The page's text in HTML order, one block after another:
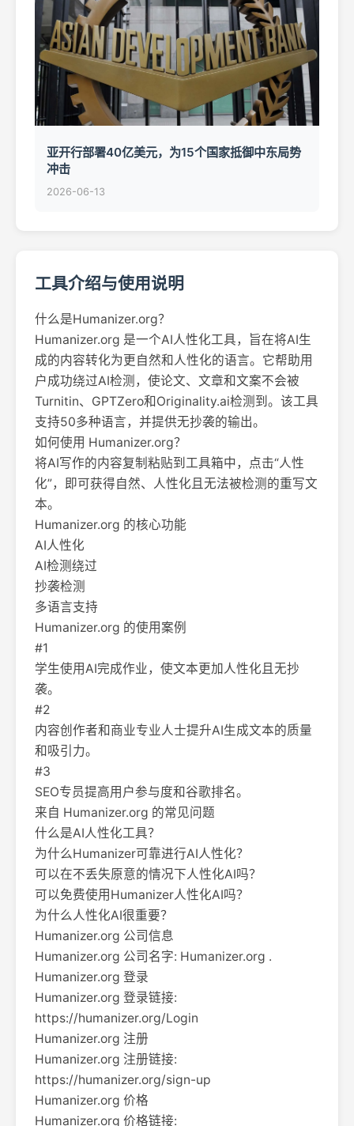
亚开行部署40亿美元，为15个国家抵御中东局势
冲击
2026-06-13
工具介绍与使用说明
什么是Humanizer.org？
Humanizer.org 是一个AI人性化工具，旨在将AI生
成的内容转化为更自然和人性化的语言。它帮助用
户成功绕过AI检测，使论文、文章和文案不会被
Turnitin、GPTZero和Originality.ai检测到。该工具
支持50多种语言，并提供无抄袭的输出。
如何使用 Humanizer.org？
将AI写作的内容复制粘贴到工具箱中，点击“人性
化”，即可获得自然、人性化且无法被检测的重写文
本。
Humanizer.org 的核心功能
AI人性化
AI检测绕过
抄袭检测
多语言支持
Humanizer.org 的使用案例
#1
学生使用AI完成作业，使文本更加人性化且无抄
袭。
#2
内容创作者和商业专业人士提升AI生成文本的质量
和吸引力。
#3
SEO专员提高用户参与度和谷歌排名。
来自 Humanizer.org 的常见问题
什么是AI人性化工具？
为什么Humanizer可靠进行AI人性化？
可以在不丢失原意的情况下人性化AI吗？
可以免费使用Humanizer人性化AI吗？
为什么人性化AI很重要？
Humanizer.org 公司信息
Humanizer.org 公司名字: Humanizer.org .
Humanizer.org 登录
Humanizer.org 登录链接:
https://humanizer.org/Login
Humanizer.org 注册
Humanizer.org 注册链接:
https://humanizer.org/sign-up
Humanizer.org 价格
Humanizer.org 价格链接: